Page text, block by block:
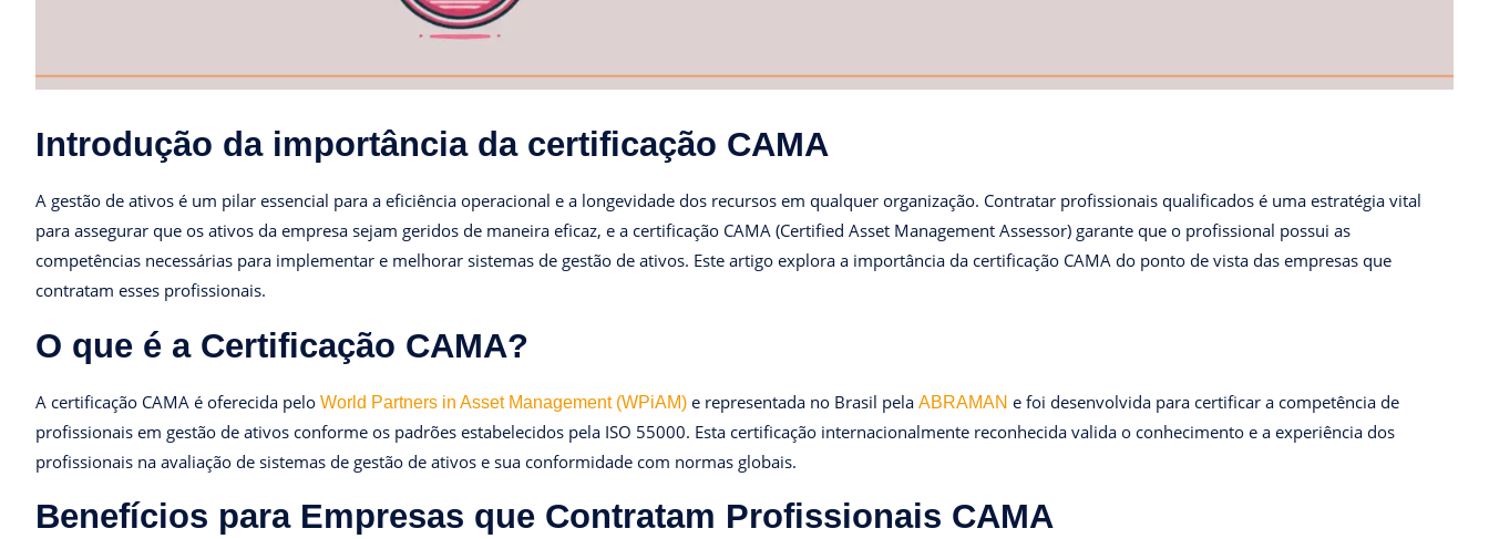
Introdução da importância da certificação CAMA
A gestão de ativos é um pilar essencial para a eficiência operacional e a longevidade dos recursos em qualquer organização. Contratar profissionais qualificados é uma estratégia vital
para assegurar que os ativos da empresa sejam geridos de maneira eficaz, e a certificação CAMA (Certified Asset Management Assessor) garante que o profissional possui as
competências necessárias para implementar e melhorar sistemas de gestão de ativos. Este artigo explora a importância da certificação CAMA do ponto de vista das empresas que
contratam esses profissionais.
O que é a Certificação CAMA?
A certificação CAMA é oferecida pelo World Partners in Asset Management (WPiAM) e representada no Brasil pela ABRAMAN e foi desenvolvida para certificar a competência de
profissionais em gestão de ativos conforme os padrões estabelecidos pela ISO 55000. Esta certificação internacionalmente reconhecida valida o conhecimento e a experiência dos
profissionais na avaliação de sistemas de gestão de ativos e sua conformidade com normas globais.
Benefícios para Empresas que Contratam Profissionais CAMA